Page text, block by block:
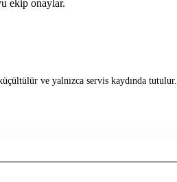
ekip onaylar.
ve yalnızca servis kaydında tutulur.